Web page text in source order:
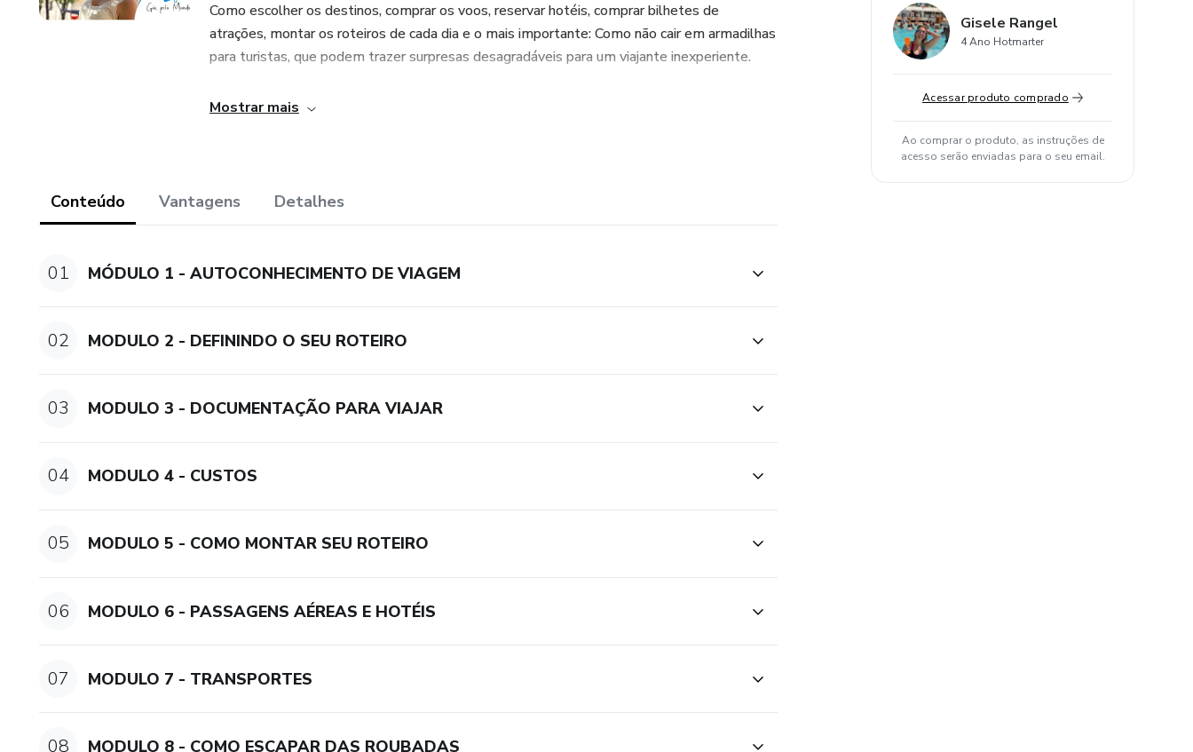
Como escolher os destinos, comprar os voos, reservar hotéis, comprar bilhetes de
atrações, montar os roteiros de cada dia e o mais importante: Como não cair em armadilhas
para turistas, que podem trazer surpresas desagradáveis para um viajante inexperiente.
Neste curso eu procurei reunir todo aprendizado que tive, entre erros e acertos, após viajar
de viajar. Você já sentiu algo assim? Tudo parecia muito distante e difícil de realizar. Mas eu
paguei o preço, errei, acertei e agora tudo resumido em um passo a passo simples pra
Mostrar mais
Conteúdo Vantagens Detalhes
01 MÓDULO 1 - AUTOCONHECIMENTO DE VIAGEM
02 MODULO 2 - DEFININDO O SEU ROTEIRO
03 MODULO 3 - DOCUMENTAÇÃO PARA VIAJAR
04 MODULO 4 - CUSTOS
05 MODULO 5 - COMO MONTAR SEU ROTEIRO
06 MODULO 6 - PASSAGENS AÉREAS E HOTÉIS
07 MODULO 7 - TRANSPORTES
08 MODULO 8 - COMO ESCAPAR DAS ROUBADAS
Gisele Rangel
4 Ano Hotmarter
Acessar produto comprado
Ao comprar o produto, as instruções de
acesso serão enviadas para o seu email.